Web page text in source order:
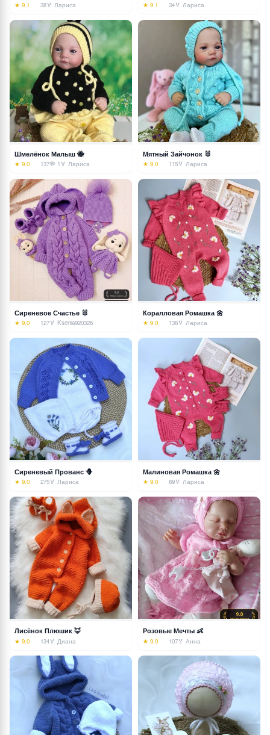
★ 9.1 38🏅 Лариса ★ 9.1 34🏅 Лариса
Шмелёнок Малыш 🐝
★ 9.0 137💬 1 🏅 Лариса
Мятный Зайчонок 🐰
★ 9.0 115🏅 Лариса
Сиреневое Счастье 🐰
★ 9.0 127🏅 Ksenia920326
Коралловая Ромашка 🌼
★ 9.0 136🏅 Лариса
Сиреневый Прованс 🪻
★ 9.0 275🏅 Лариса
Малиновая Ромашка 🌼
★ 9.0 89🏅 Лариса
Лисёнок Плюшик 🦊
★ 9.0 134🏅 Диана
Розовые Мечты 👶
★ 9.0 107🏅 Анна